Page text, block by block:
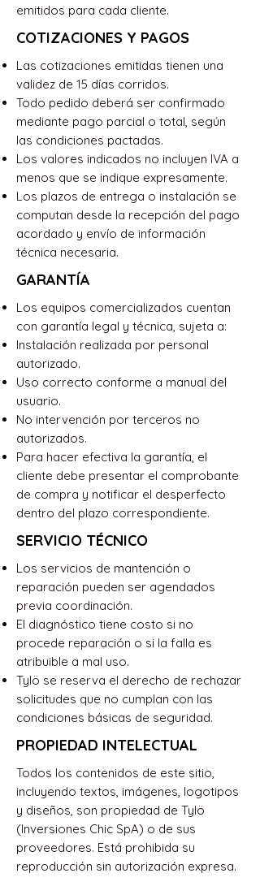
emitidos para cada cliente.
COTIZACIONES Y PAGOS
Las cotizaciones emitidas tienen una
validez de 15 días corridos.
Todo pedido deberá ser confirmado
mediante pago parcial o total, según
las condiciones pactadas.
Los valores indicados no incluyen IVA a
menos que se indique expresamente.
Los plazos de entrega o instalación se
computan desde la recepción del pago
acordado y envío de información
técnica necesaria.
GARANTÍA
Los equipos comercializados cuentan
con garantía legal y técnica, sujeta a:
Instalación realizada por personal
autorizado.
Uso correcto conforme a manual del
usuario.
No intervención por terceros no
autorizados.
Para hacer efectiva la garantía, el
cliente debe presentar el comprobante
de compra y notificar el desperfecto
dentro del plazo correspondiente.
SERVICIO TÉCNICO
Los servicios de mantención o
reparación pueden ser agendados
previa coordinación.
El diagnóstico tiene costo si no
procede reparación o si la falla es
atribuible a mal uso.
Tylö se reserva el derecho de rechazar
solicitudes que no cumplan con las
condiciones básicas de seguridad.
PROPIEDAD INTELECTUAL
Todos los contenidos de este sitio,
incluyendo textos, imágenes, logotipos
y diseños, son propiedad de Tylö
(Inversiones Chic SpA) o de sus
proveedores. Está prohibida su
reproducción sin autorización expresa.